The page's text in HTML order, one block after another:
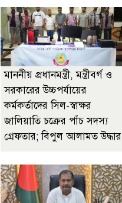
মাননীয় প্রধানমন্ত্রী, মন্ত্রীবর্গ ও
সরকারের উচ্চপর্যায়ের
কর্মকর্তাদের সিল-স্বাক্ষর
জালিয়াতি চক্রের পাঁচ সদস্য
গ্রেফতার; বিপুল আলামত উদ্ধার